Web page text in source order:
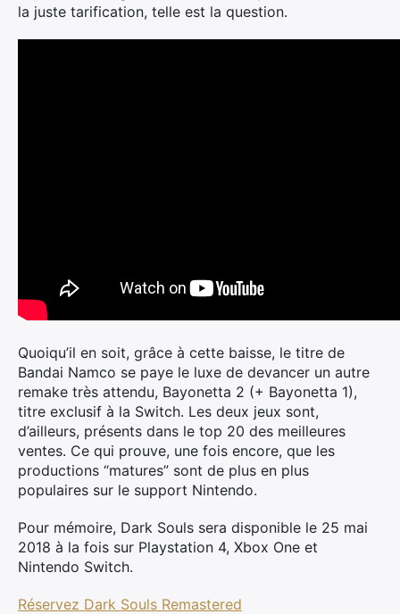
la juste tarification, telle est la question.
Quoiqu’il en soit, grâce à cette baisse, le titre de
Bandai Namco se paye le luxe de devancer un autre
remake très attendu, Bayonetta 2 (+ Bayonetta 1),
titre exclusif à la Switch. Les deux jeux sont,
d’ailleurs, présents dans le top 20 des meilleures
ventes. Ce qui prouve, une fois encore, que les
productions “matures” sont de plus en plus
populaires sur le support Nintendo.
Pour mémoire, Dark Souls sera disponible le 25 mai
2018 à la fois sur Playstation 4, Xbox One et
Nintendo Switch.
Réservez Dark Souls Remastered